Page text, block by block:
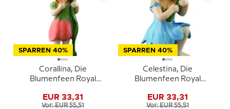
SPARREN 40%
Corallina, Die
Blumenfeen Royal
254
EUR 33,31
Vor: EUR 55,51
SPARREN 40%
Celestina, Die
Blumenfeen Royal
252
EUR 33,31
Vor: EUR 55,51